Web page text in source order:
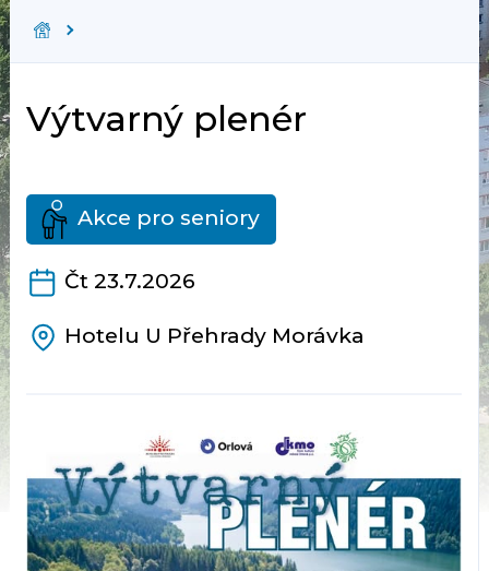
Výtvarný plenér
Akce pro seniory
Čt 23.7.2026
Hotelu U Přehrady Morávka